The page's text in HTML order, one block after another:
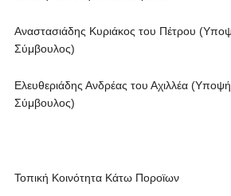
Αναστασιάδης Κυριάκος του Πέτρου
Σύμβουλος)
Ελευθεριάδης Ανδρέας του Αχιλλέα
Σύμβουλος)
Τοπική Κοινότητα Κάτω Ποροϊων